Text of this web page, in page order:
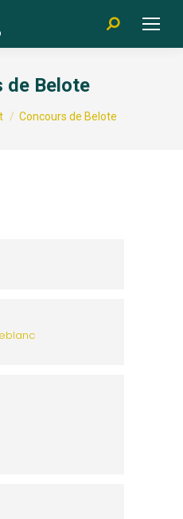
Recherche
:
de Belote
Concours de Belote